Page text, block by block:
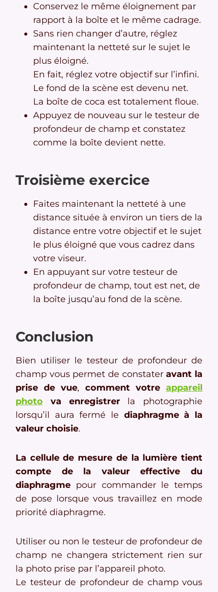
Conservez le même éloignement par
rapport à la boîte et le même cadrage.
Sans rien changer d’autre, réglez
maintenant la netteté sur le sujet le
plus éloigné.
En fait, réglez votre objectif sur l’infini.
Le fond de la scène est devenu net.
La boîte de coca est totalement floue.
Appuyez de nouveau sur le testeur de
profondeur de champ et constatez
comme la boîte devient nette.
Troisième exercice
Faites maintenant la netteté à une
distance située à environ un tiers de la
distance entre votre objectif et le sujet
le plus éloigné que vous cadrez dans
votre viseur.
En appuyant sur votre testeur de
profondeur de champ, tout est net, de
la boîte jusqu’au fond de la scène.
Conclusion
Bien utiliser le testeur de profondeur de
champ vous permet de constateravant la
prise de vue, comment votre appareil
photo va enregistrerla photographie
lorsqu’il aura fermé le diaphragme à la
valeur choisie.
La cellule de mesure de la lumière tient
compte de la valeur effective du
diaphragme pour commander le temps
de pose lorsque vous travaillez en mode
priorité diaphragme.
Utiliser ou non le testeur de profondeur de
champ ne changera strictement rien sur
la photo prise par l’appareil photo.
Le testeur de profondeur de champ vous